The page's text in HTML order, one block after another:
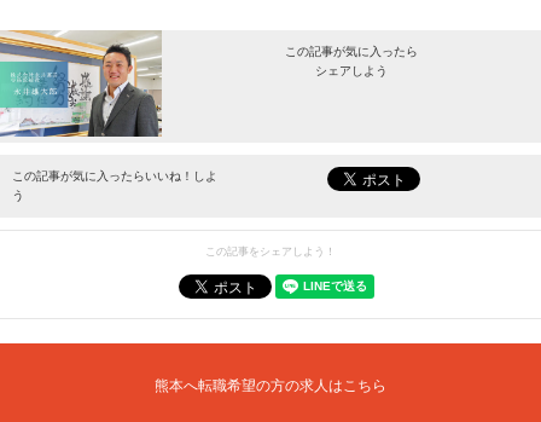
この記事が気に入ったら
シェアしよう
最新情報をお届けします。
この記事が気に入ったらいいね！しよ
う
この記事をシェアしよう！
熊本へ転職希望の方の求人はこちら